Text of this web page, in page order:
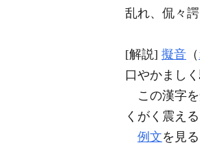
乱れ、侃々
[解説] 擬音 （
口やかまし
この漢字を
くがく震え
例文を見